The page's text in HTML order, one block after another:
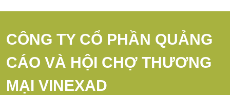
CÔNG TY CỔ PHẦN QUẢNG
CÁO VÀ HỘI CHỢ THƯƠNG
MẠI VINEXAD